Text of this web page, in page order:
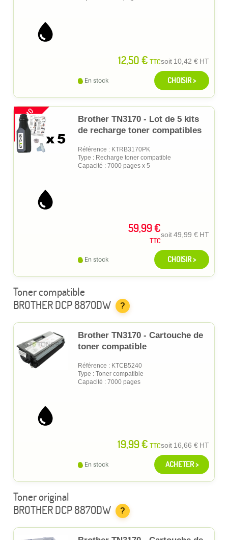
12,50 € TTCsoit 10,42 € HT
En stock CHOISIR >
PROMO
Brother TN3170 - Lot de 5 kits
de recharge toner compatibles
Référence : KTRB3170PK
Type : Recharge toner compatible
Capacité : 7000 pages x 5
59,99 €
TTC
soit49,99 € HT
En stock CHOISIR >
Toner compatible
BROTHER DCP 8870DW
?
Brother TN3170 - Cartouche de
toner compatible
Référence : KTCB5240
Type : Toner compatible
Capacité : 7000 pages
19,99 € TTCsoit 16,66 € HT
En stock ACHETER >
Toner original
BROTHER DCP 8870DW
?